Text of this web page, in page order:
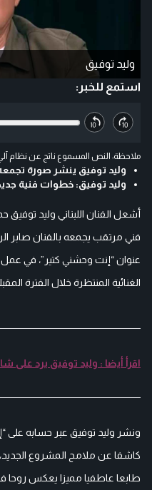
وليد توفيق
استمع للخبر:
ملاحظة: النص المسموع ناتج عن نظام
وليد توفيق ينشر صورة تجمعه
وليد توفيق: خطوات فنية
أشعل الفنان اللبناني وليد
فني مرتقب يجمعه بالفنان صابر
عنوان “إنت وحشني كتير”، في
الغنائية المنتظرة خلال الفترة
اقرأ أيضا : وليد توفيق يرد على
ونشر وليد توفيق عبر حسابه على
كاشفا عن ملامح المشروع
طابعا عاطفيا مميزا يعكس روحا